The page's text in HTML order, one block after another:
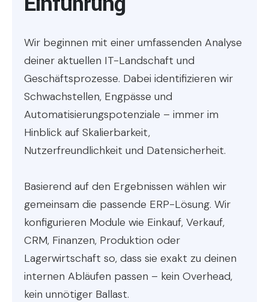
Wir beginnen mit einer umfassenden Analyse
deiner aktuellen IT-Landschaft und
Geschäftsprozesse. Dabei identifizieren wir
Schwachstellen, Engpässe und
Automatisierungspotenziale – immer im
Hinblick auf Skalierbarkeit,
Nutzerfreundlichkeit und Datensicherheit.
Basierend auf den Ergebnissen wählen wir
gemeinsam die passende ERP-Lösung. Wir
konfigurieren Module wie Einkauf, Verkauf,
CRM, Finanzen, Produktion oder
Lagerwirtschaft so, dass sie exakt zu deinen
internen Abläufen passen – kein Overhead,
kein unnötiger Ballast.